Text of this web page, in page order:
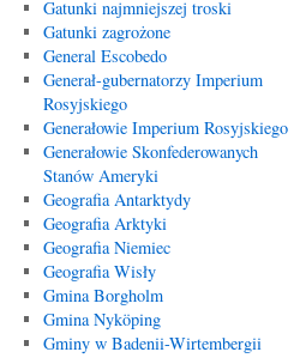
Gatunki najmniejszej troski
Gatunki zagrożone
General Escobedo
Generał-gubernatorzy Imperium
Rosyjskiego
Generałowie Imperium Rosyjskiego
Generałowie Skonfederowanych
Stanów Ameryki
Geografia Antarktydy
Geografia Arktyki
Geografia Niemiec
Geografia Wisły
Gmina Borgholm
Gmina Nyköping
Gminy w Badenii-Wirtembergii